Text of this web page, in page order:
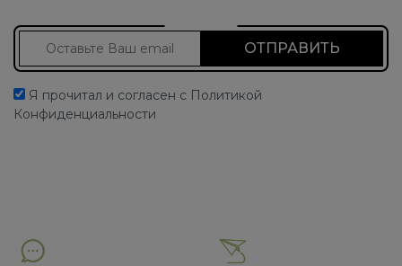
Я прочитал и согласен с Политикой
Конфиденциальности